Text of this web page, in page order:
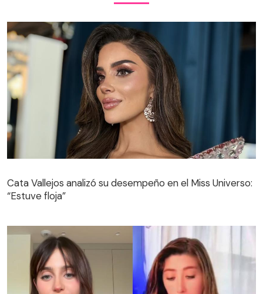
Cata Vallejos analizó su desempeño en el Miss Universo:
“Estuve floja”